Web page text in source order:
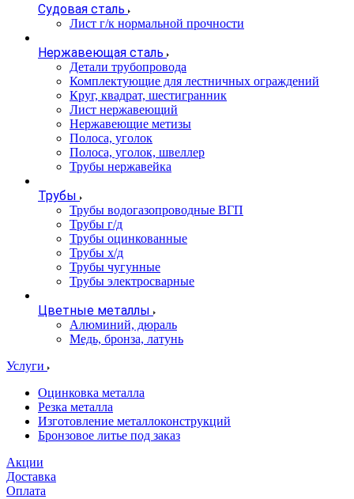
Судовая сталь
Лист г/к нормальной прочности
Нержавеющая сталь
Детали трубопровода
Комплектующие для лестничных ограждений
Круг, квадрат, шестигранник
Лист нержавеющий
Нержавеющие метизы
Полоса, уголок
Полоса, уголок, швеллер
Трубы нержавейка
Трубы
Трубы водогазопроводные ВГП
Трубы г/д
Трубы оцинкованные
Трубы х/д
Трубы чугунные
Трубы электросварные
Цветные металлы
Алюминий, дюраль
Медь, бронза, латунь
Услуги
Оцинковка металла
Резка металла
Изготовление металлоконструкций
Бронзовое литье под заказ
Акции
Доставка
Оплата